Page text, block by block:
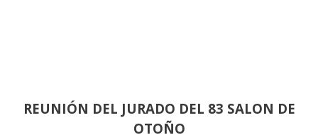
REUNIÓN DEL JURADO DEL 83 SALON DE
OTOÑO